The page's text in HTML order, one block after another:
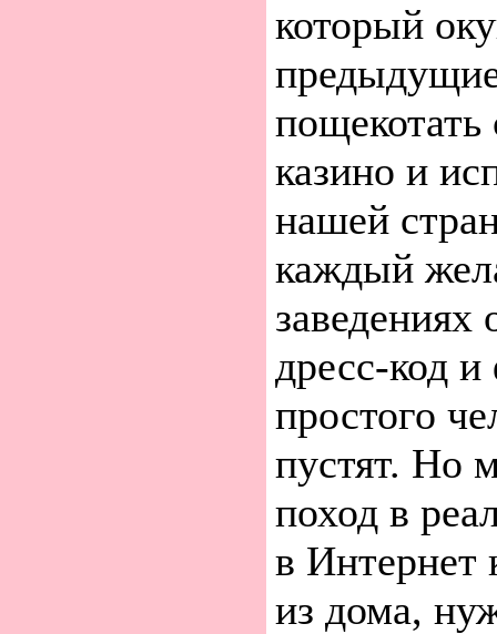
который
пощекотать
казино и
нашей
каждый
заведениях
дресс-код
простого
пустят. Но
поход в
в Интернет
из дома,